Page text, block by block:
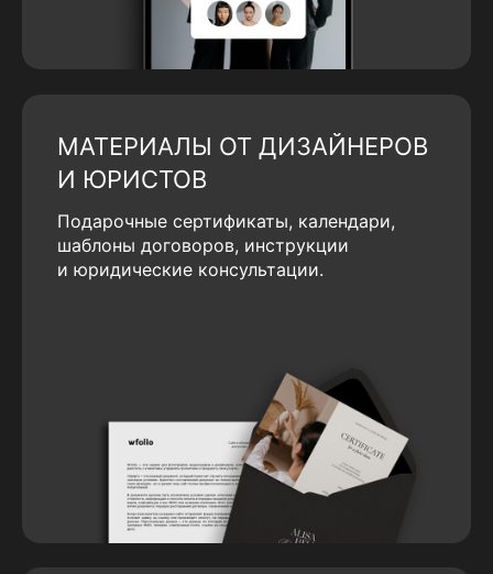
МАТЕРИАЛЫ ОТ ДИЗАЙНЕРОВ
И ЮРИСТОВ
Подарочные сертификаты, календари,
шаблоны договоров, инструкции
и юридические консультации.